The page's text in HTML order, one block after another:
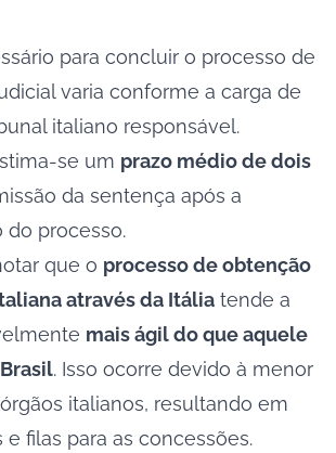
para concluir o processo de
varia conforme a carga de
italiano responsável.
se um prazo médio de dois
da sentença após a
do processo.
que o processo de obtenção
através da Itália tende a
mais ágil do que aquele
. Isso ocorre devido à menor
italianos, resultando em
e filas para as concessões.